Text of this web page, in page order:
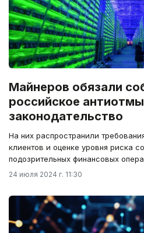
Майнеров обязали
российское
законодательство
На них распространили
клиентов и оценке уровня риска
подозрительных финансовых
24 июля 2024 г. 11:30